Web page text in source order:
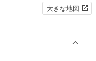
大きな地図